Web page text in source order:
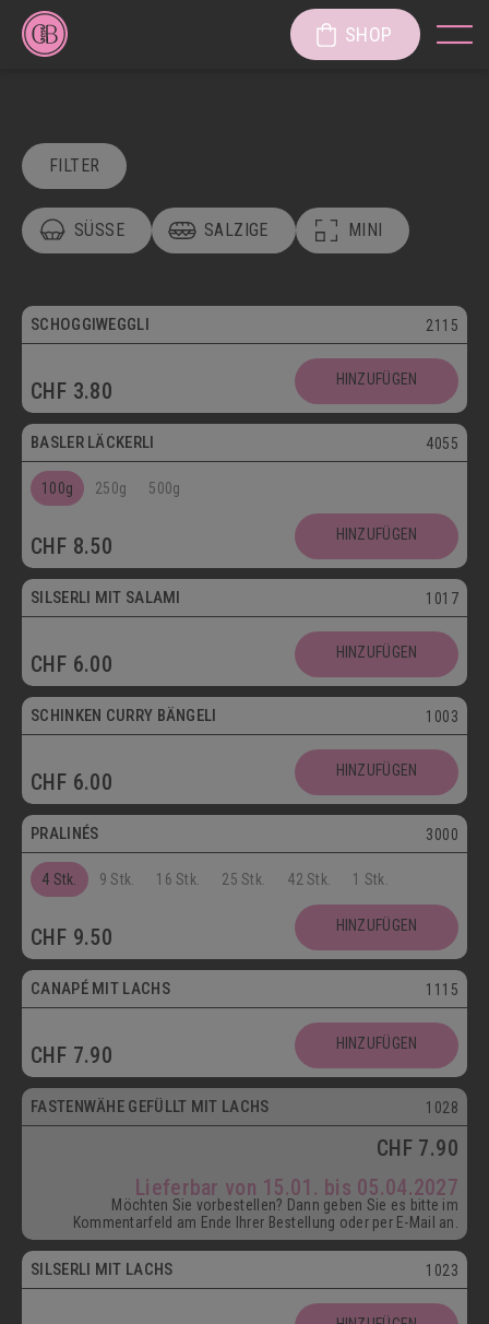
SHOP
FILTER
SÜSSE SALZIGE MINI
SÜSSE KÖSTLICHKEITEN
SÜSSGEBÄCK
KUCHEN/TORTEN/CAKES/WÄHEN LÄGGERLI
SCHOKOLADENSPEZIALITÄTEN
MAIKÄFER
SALZIGE KÖSTLICHKEITEN
SILSERLI
BELEGTE BRÖTCHEN
BROTWAREN
BACKWAREN FASTENWAIE
SCHOGGIWEGGLI 2115
CHF 3.80 HINZUFÜGEN
Vegetarisch
BASLER LÄCKERLI 4055
100g 250g 500g
CHF 8.50 HINZUFÜGEN
SILSERLI MIT SALAMI 1017
CHF 6.00 HINZUFÜGEN
SCHINKEN CURRY BÄNGELI 1003
CHF 6.00 HINZUFÜGEN
Postversand
PRALINÉS 3000
4 Stk. 9 Stk. 16 Stk. 25 Stk. 42 Stk. 1 Stk.
CHF 9.50 HINZUFÜGEN
CANAPÉ MIT LACHS 1115
CHF 7.90 HINZUFÜGEN
ab 15.01.
FASTENWÄHE GEFÜLLT MIT LACHS 1028
CHF 7.90
Lieferbar von 15.01. bis 05.04.2027
Möchten Sie vorbestellen? Dann geben Sie es bitte im
Kommentarfeld am Ende Ihrer Bestellung oder per E-Mail an.
SILSERLI MIT LACHS 1023